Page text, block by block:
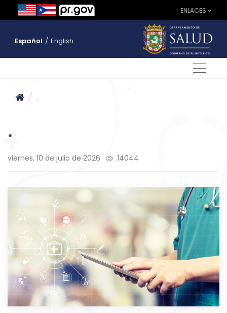
ENLACES
Español / English
/ .
.
viernes, 10 de julio de 2026 14044